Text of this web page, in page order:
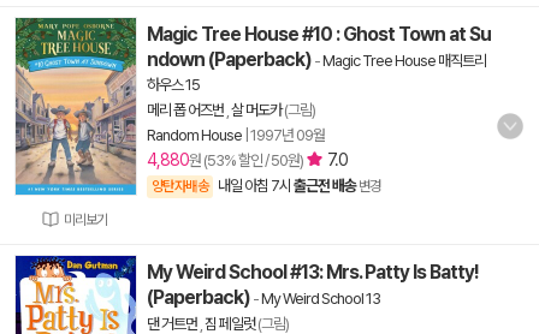
미리보기
Magic Tree House #10 : Ghost Town at Su
ndown (Paperback) -Magic Tree House 매직트리
하우스 15
메리 폽 어즈번 살 머도카(그림)
Random House 1997년 09월
4,880원 (53% 할인 / 50원) 7.0
양탄자배송 내일 아침 7시 출근전 배송 변경
My Weird School #13: Mrs. Patty Is Batty!
(Paperback) -My Weird School 13
댄 거트먼 짐 페일럿(그림)